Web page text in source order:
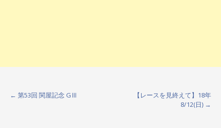
← 第53回 関屋記念 GⅢ
【レースを見終えて】18年
8/12(日) →